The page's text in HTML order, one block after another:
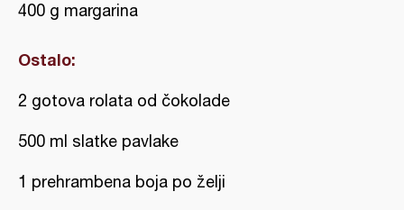
400 g margarina
Ostalo:
2 gotova rolata od čokolade
500 ml slatke pavlake
1 prehrambena boja po želji